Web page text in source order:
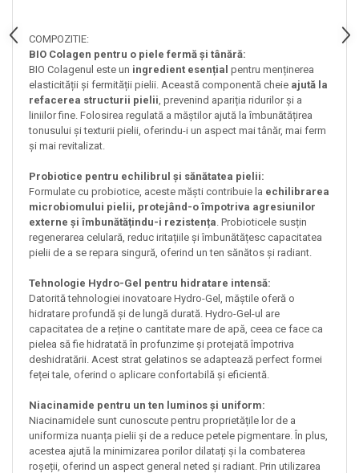
COMPOZITIE:
BIO Colagen pentru o piele fermă și tânără:
BIO Colagenul este un ingredient esențial pentru menținerea
elasticității și fermității pielii. Această componentă cheie ajută la
refacerea structurii pielii , prevenind apariția ridurilor și a
liniilor fine. Folosirea regulată a măștilor ajută la îmbunătățirea
tonusului și texturii pielii, oferindu-i un aspect mai tânăr, mai ferm
și mai revitalizat.
Probiotice pentru echilibrul și sănătatea pielii:
Formulate cu probiotice, aceste măști contribuie la echilibrarea
microbiomului pielii, protejând-o împotriva agresiunilor
externe și îmbunătățindu-i rezistența . Probioticele susțin
regenerarea celulară, reduc iritațiile și îmbunătățesc capacitatea
pielii de a se repara singură, oferind un ten sănătos și radiant.
Tehnologie Hydro-Gel pentru hidratare intensă:
Datorită tehnologiei inovatoare Hydro-Gel, măștile oferă o
hidratare profundă și de lungă durată. Hydro-Gel-ul are
capacitatea de a reține o cantitate mare de apă, ceea ce face ca
pielea să fie hidratată în profunzime și protejată împotriva
deshidratării. Acest strat gelatinos se adaptează perfect formei
feței tale, oferind o aplicare confortabilă și eficientă.
Niacinamide pentru un ten luminos și uniform:
Niacinamidele sunt cunoscute pentru proprietățile lor de a
uniformiza nuanța pielii și de a reduce petele pigmentare. În plus,
acestea ajută la minimizarea porilor dilatați și la combaterea
roșeții, oferind un aspect general neted și radiant. Prin utilizarea